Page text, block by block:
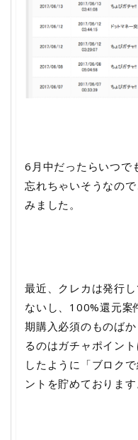
6月中だったらいつで
忘れちゃいそうなの
みました。
最近、クレカは発行
ないし、100%還元案
期購入必須のものば
るのはガチャポイン
したように「ブロク
ントを貯めております